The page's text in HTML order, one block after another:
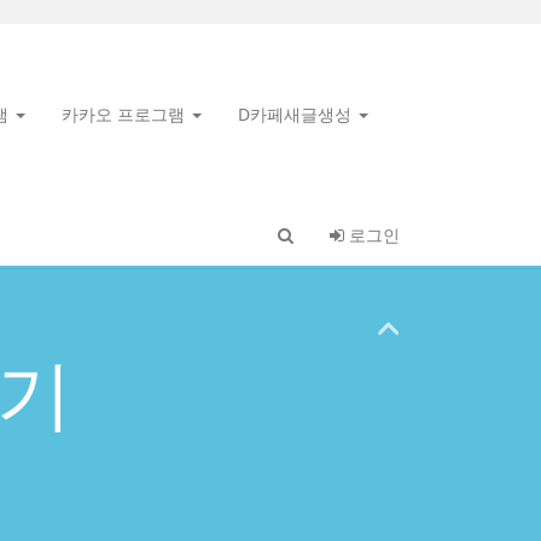
카카오 프로그램 D카페새글생성
로그인